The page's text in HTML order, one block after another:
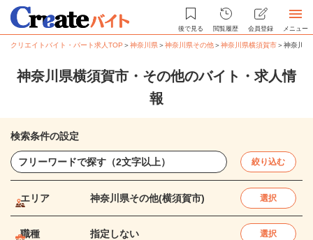
後で見る 閲覧履歴 会員登録 メニュー
クリエイトバイト・パート求人TOP ＞神奈川県＞神奈川県その他＞神奈川県横須賀市＞神奈川
神奈川県横須賀市・その他のバイト・求人情
報
検索条件の設定
絞り込む
エリア 神奈川県その他(横須賀市) 選択
職種 指定しない 選択